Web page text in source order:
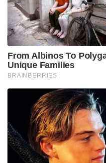
From Albinos To
Unique Families
BRAINBERRIES